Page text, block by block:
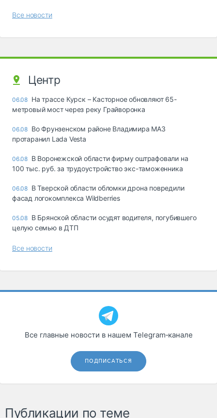
Все новости
Центр
06.08 На трассе Курск – Касторное обновляют 65-
метровый мост через реку Грайворонка
06.08 Во Фрунзенском районе Владимира МАЗ
протаранил Lada Vesta
06.08 В Воронежской области фирму оштрафовали на
100 тыс. руб. за трудоустройство экс-таможенника
06.08 В Тверской области обломки дрона повредили
фасад логокомплекса Wildberries
05.08 В Брянской области осудят водителя, погубившего
целую семью в ДТП
Все новости
Все главные новости в нашем Telegram‑канале
ПОДПИСАТЬСЯ
Публикации по теме